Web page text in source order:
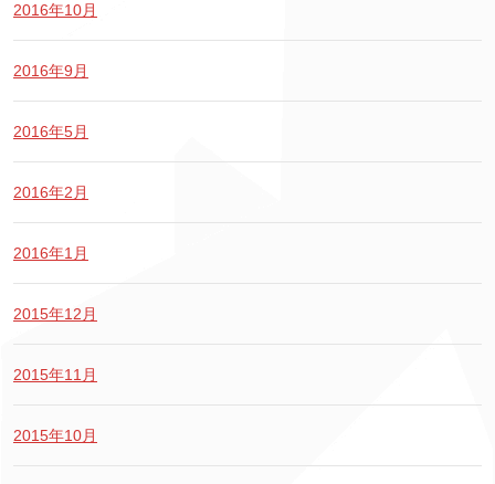
2016年10月
2016年9月
2016年5月
2016年2月
2016年1月
2015年12月
2015年11月
2015年10月